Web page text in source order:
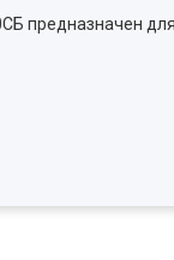
предназначен